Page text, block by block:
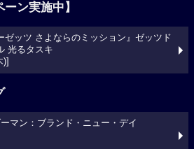
ン実施中】
ゼッツ さよならのミッション』ゼッツド
光るタスキ
マン：ブランド・ニュー・デイ